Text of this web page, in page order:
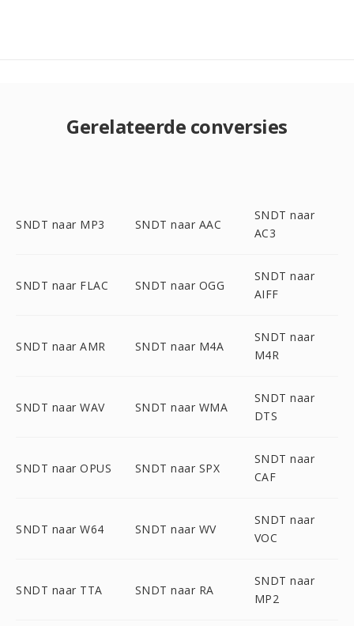
Gerelateerde conversies
SNDT naar MP3 SNDT naar AAC
SNDT naar
AC3
SNDT naar FLAC SNDT naar OGG
SNDT naar
AIFF
SNDT naar AMR SNDT naar M4A
SNDT naar
M4R
SNDT naar WAV SNDT naar WMA
SNDT naar
DTS
SNDT naar OPUS SNDT naar SPX
SNDT naar
CAF
SNDT naar W64 SNDT naar WV
SNDT naar
VOC
SNDT naar TTA SNDT naar RA
SNDT naar
MP2